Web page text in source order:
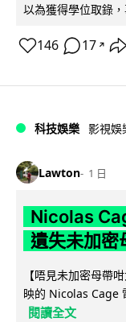
以為獲得學位取錄
146 17 ↗
科技娛樂 影視娛
Lawton 1 日
Nicolas
遺失未加密
【唔見未加密母帶
映的 Nicolas Cage
閱讀全文